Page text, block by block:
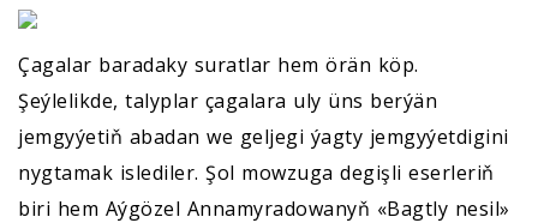
Çagalar baradaky suratlar hem örän köp.
Şeýlelikde, talyplar çagalara uly üns berýän
jemgyýetiň abadan we geljegi ýagty jemgyýetdigini
nygtamak islediler. Şol mowzuga degişli eserleriň
biri hem Aýgözel Annamyradowanyň «Bagtly nesil»